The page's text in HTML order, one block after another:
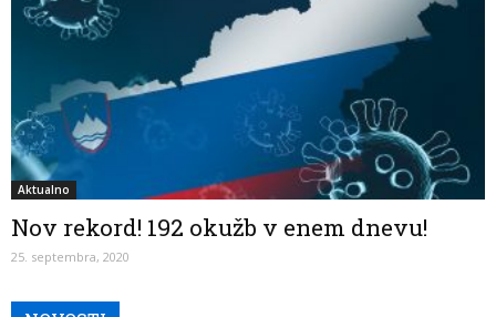
Aktualno
Nov rekord! 192 okužb v enem dnevu!
25. septembra, 2020